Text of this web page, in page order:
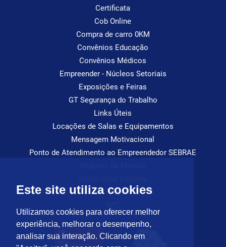
Este site utiliza cookies
Utilizamos cookies para oferecer melhor
experiência, melhorar o desempenho,
analisar sua interação. Clicando em
Certificata
Cob Online
Compra de carro 0KM
Convênios Educação
Convênios Médicos
Empreender - Núcleos Setoriais
Exposições e Feiras
GT Segurança do Trabalho
Links Úteis
Locações de Salas e Equipamentos
Mensagem Motivacional
Ponto de Atendimento ao Empreendedor SEBRAE
Saúde Ocupacional